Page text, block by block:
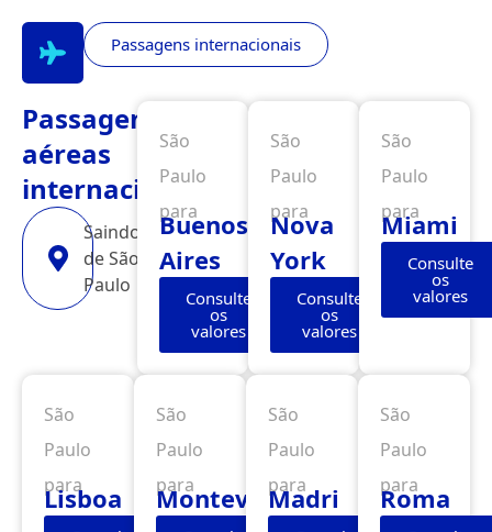
Passagens internacionais
Passagens
aéreas
internacionais
Saindo
de São
Paulo
São
Paulo
para
Buenos
Aires
Consulte
os
valores
São
Paulo
para
Nova
York
Consulte
os
valores
São
Paulo
para
Miami
Consulte
os
valores
São
Paulo
para
Lisboa
São
Paulo
para
Montevidéu
São
Paulo
para
Madri
São
Paulo
para
Roma